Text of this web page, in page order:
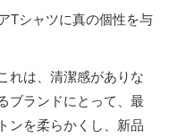
れは、清潔感がありな
ブランドにとって、最
ンを柔らかくし、新品